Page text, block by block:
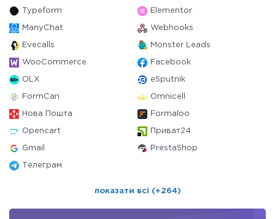
Typeform Elementor
ManyChat Webhooks
Evecalls Monster Leads
WooCommerce Facebook
OLX eSputnik
FormCan Omnicell
Нова Пошта Formaloo
Opencart Приват24
Gmail PrestaShop
Телеграм
показати всі (+264)